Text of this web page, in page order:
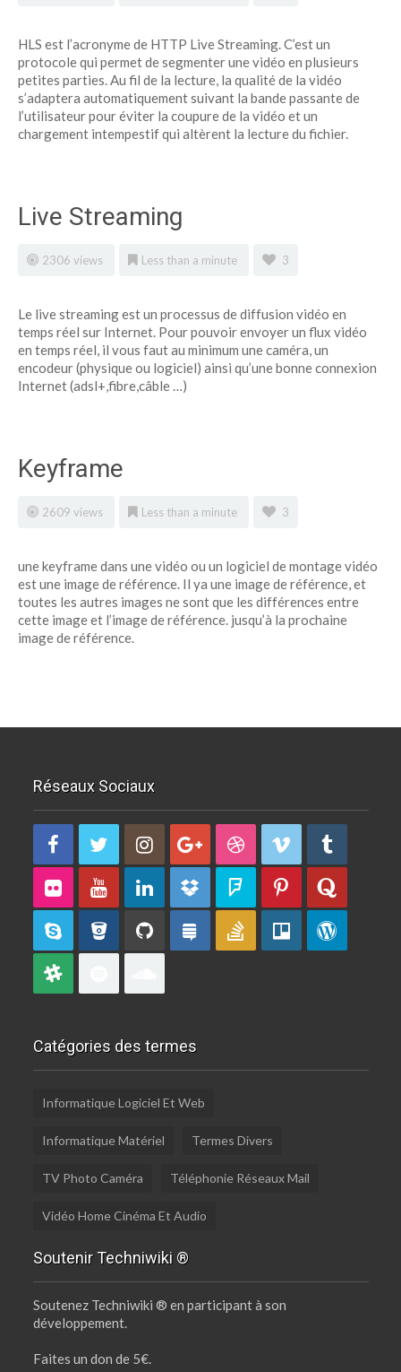
HLS est l’acronyme de HTTP Live Streaming. C’est un
protocole qui permet de segmenter une vidéo en plusieurs
petites parties. Au fil de la lecture, la qualité de la vidéo
s’adaptera automatiquement suivant la bande passante de
l’utilisateur pour éviter la coupure de la vidéo et un
chargement intempestif qui altèrent la lecture du fichier.
Live Streaming
2306 views Less than a minute 3
Le live streaming est un processus de diffusion vidéo en
temps réel sur Internet. Pour pouvoir envoyer un flux vidéo
en temps réel, il vous faut au minimum une caméra, un
encodeur (physique ou logiciel) ainsi qu’une bonne connexion
Internet (adsl+,fibre,câble …)
Keyframe
2609 views Less than a minute 3
une keyframe dans une vidéo ou un logiciel de montage vidéo
est une image de référence. Il ya une image de référence, et
toutes les autres images ne sont que les différences entre
cette image et l’image de référence. jusqu’à la prochaine
image de référence.
Réseaux Sociaux
Catégories des termes
Informatique Logiciel Et Web
Informatique Matériel Termes Divers
TV Photo Caméra Téléphonie Réseaux Mail
Vidéo Home Cinéma Et Audio
Soutenir Techniwiki ®
Soutenez Techniwiki ® en participant à son
développement.
Faites un don de 5€.